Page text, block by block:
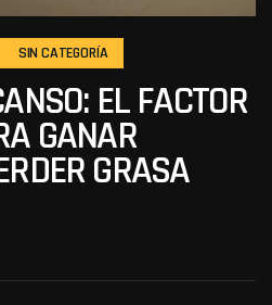
SIN CATEGORÍA
EL FACTOR
GANAR
GRASA